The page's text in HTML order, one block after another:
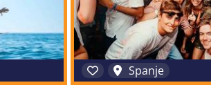
Spanje